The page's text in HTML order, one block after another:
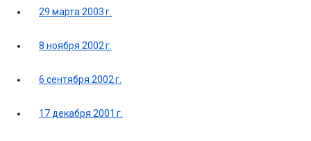
29 марта 2003 г.
8 ноября 2002 г.
6 сентября 2002 г.
17 декабря 2001 г.